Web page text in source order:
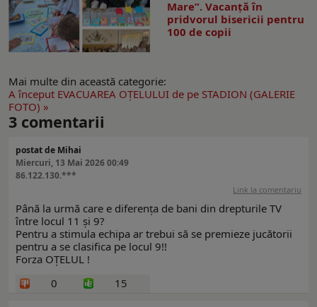
Mare”. Vacanță în
pridvorul bisericii pentru
100 de copii
Mai multe din această categorie:
A început EVACUAREA OŢELULUI de pe STADION (GALERIE
FOTO) »
3 comentarii
postat de Mihai
Miercuri, 13 Mai 2026 00:49
86.122.130.***
Link la comentariu
Până la urmă care e diferența de bani din drepturile TV
între locul 11 și 9?
Pentru a stimula echipa ar trebui să se premieze jucătorii
pentru a se clasifica pe locul 9!!
Forza OȚELUL !
0
15